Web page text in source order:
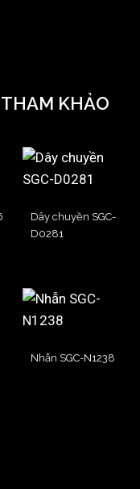
KHẢO
Dây chuyền SGC-
D0281
Nhẫn SGC-N1238